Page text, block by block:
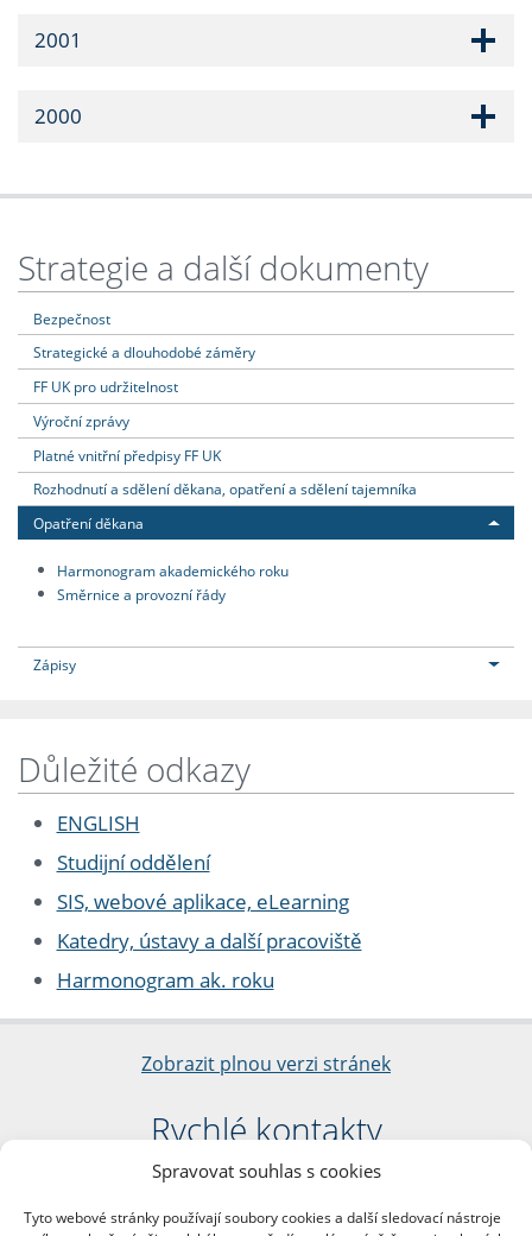
Spravovat souhlas s cookies
Tyto webové stránky používají soubory cookies a další sledovací nástroje
2001
2000
Strategie a další dokumenty
Bezpečnost
Strategické a dlouhodobé záměry
FF UK pro udržitelnost
Výroční zprávy
Platné vnitřní předpisy FF UK
Rozhodnutí a sdělení děkana, opatření a sdělení tajemníka
Opatření děkana
Harmonogram akademického roku
Směrnice a provozní řády
Zápisy
Důležité odkazy
ENGLISH
Studijní oddělení
SIS, webové aplikace, eLearning
Katedry, ústavy a další pracoviště
Harmonogram ak. roku
Zobrazit plnou verzi stránek
Rychlé kontakty
Filozofická fakulta
nám. Jana Palacha 1/2